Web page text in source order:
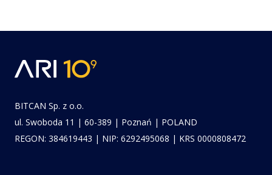
BITCAN Sp. z o.o.
ul. Swoboda 11 | 60-389 | Poznań | POLAND
REGON: 384619443 | NIP: 6292495068 | KRS 0000808472